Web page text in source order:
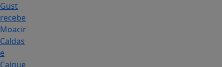
Gust
recebe
Moacir
Caldas
e
Caique